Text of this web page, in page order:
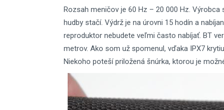
Rozsah meničov je 60 Hz – 20 000 Hz.
hudby stačí. Výdrž je na úrovni 15 hodín a
reproduktor nebudete veľmi často nabíjať. BT
metrov. Ako som už spomenul, vďaka IPX7
Niekoho poteší priložená šnúrka, ktorou je